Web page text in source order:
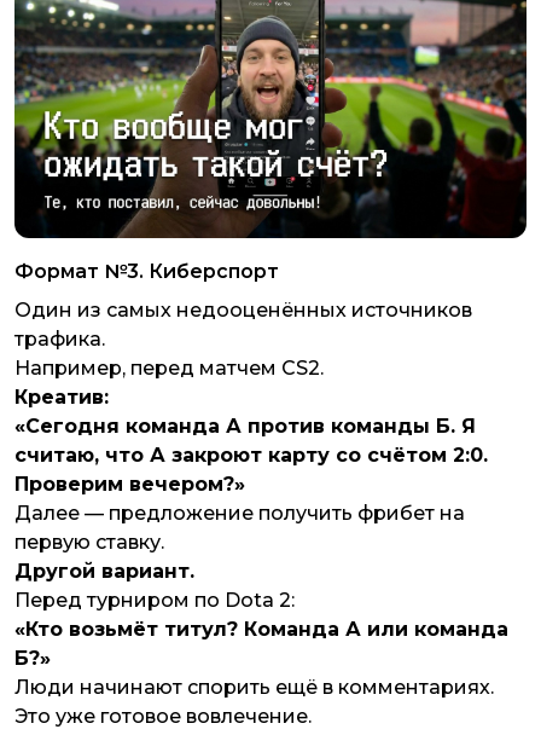
Формат №3. Киберспорт
Один из самых недооценённых источников
трафика.
Например, перед матчем CS2.
Креатив:
«Сегодня команда А против команды Б. Я
считаю, что А закроют карту со счётом 2:0.
Проверим вечером?»
Далее — предложение получить фрибет на
первую ставку.
Другой вариант.
Перед турниром по Dota 2:
«Кто возьмёт титул? Команда А или команда
Б?»
Люди начинают спорить ещё в комментариях.
Это уже готовое вовлечение.